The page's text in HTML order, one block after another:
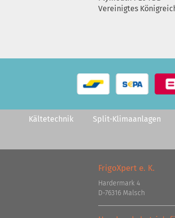
Vereinigtes
Kältetechnik Split-Klimaanlagen
FrigoXpert e. K.
Hardermark 4
D-76316 Malsch